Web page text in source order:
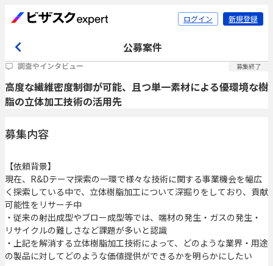
ログイン 新規登録
公募案件
調査やインタビュー 募集終了
高度な繊維密度制御が可能、且つ単一素材による優環境な樹
脂の立体加工技術の活用先
募集内容
【依頼背景】
現在、R&Dテーマ探索の一環で様々な技術に関する事業機会を幅広
く探索している中で、立体樹脂加工について深掘りをしており、貢献
可能性をリサーチ中
・従来の射出成型やブロー成型等では、端材の発生・ガスの発生・
リサイクルの難しさなど課題が多いと認識
・上記を解消する立体樹脂加工技術によって、どのような業界・用途
の製品に対してどのような価値提供ができるかを明らかにしたい